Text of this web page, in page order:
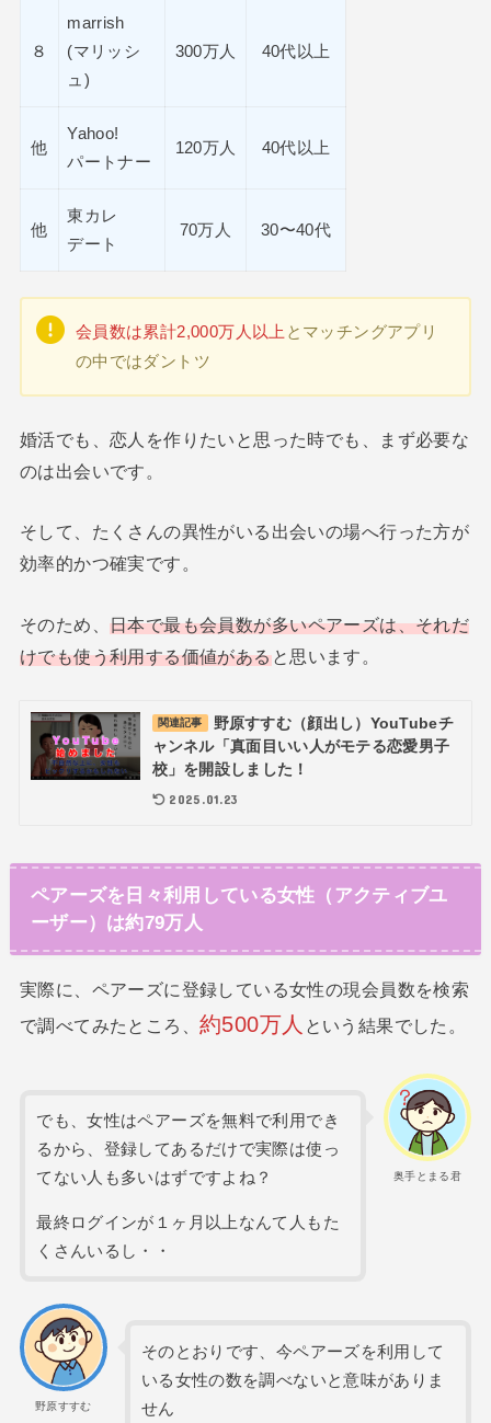
８
marrish
(マリッシ
ュ)
300万人 40代以上
他
Yahoo!
パートナー
120万人 40代以上
他
東カレ
デート
70万人 30〜40代
会員数は累計2,000万人以上とマッチングアプリ
の中ではダントツ
婚活でも、恋人を作りたいと思った時でも、まず必要な
のは出会いです。
そして、たくさんの異性がいる出会いの場へ行った方が
効率的かつ確実です。
そのため、 日本で最も会員数が多いペアーズは、それだ
けでも使う利用する価値があると思います。
関連記事
野原すすむ（顔出し）YouTubeチ
ャンネル「真面目いい人がモテる恋愛男子
校」を開設しました！
2025.01.23
ペアーズを日々利用している女性（アクティブユ
ーザー）は約79万人
実際に、ペアーズに登録している女性の現会員数を検索
で調べてみたところ、約500万人 という結果でした。
奥手とまる君
でも、女性はペアーズを無料で利用でき
るから、登録してあるだけで実際は使っ
てない人も多いはずですよね？
最終ログインが１ヶ月以上なんて人もた
くさんいるし・・
野原すすむ
そのとおりです、今ペアーズを利用して
いる女性の数を調べないと意味がありま
せん